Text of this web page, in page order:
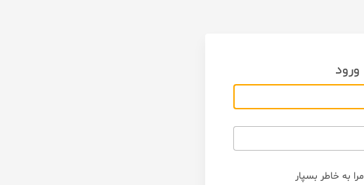
ورود
مرا به خاطر بسپار